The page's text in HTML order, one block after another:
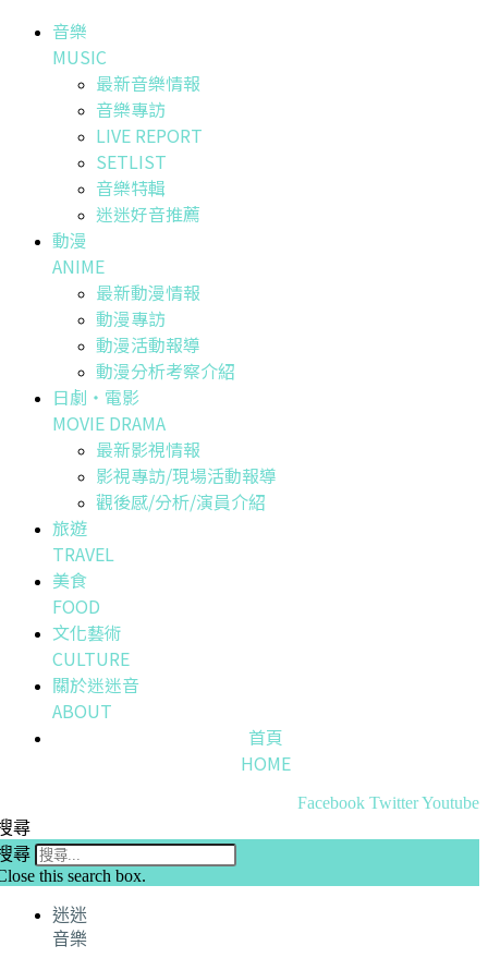
音樂
MUSIC
最新音樂情報
音樂專訪
LIVE REPORT
SETLIST
音樂特輯
迷迷好音推薦
動漫
ANIME
最新動漫情報
動漫專訪
動漫活動報導
動漫分析考察介紹
日劇・電影
MOVIE DRAMA
最新影視情報
影視專訪/現場活動報導
觀後感/分析/演員介紹
旅遊
TRAVEL
美食
FOOD
文化藝術
CULTURE
關於迷迷音
ABOUT
首頁
HOME
Facebook TwitterYoutube
尋
尋
this search box.
迷迷
音樂